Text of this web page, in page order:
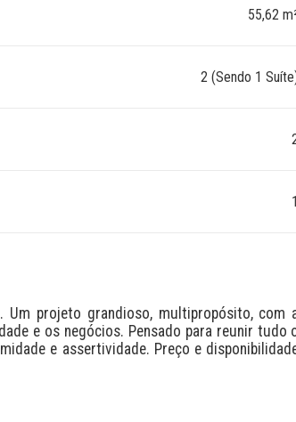
55,62
2 (Sendo 1
1
projeto grandioso, multipropósito, com
e os negócios. Pensado para reunir tudo
e assertividade. Preço e